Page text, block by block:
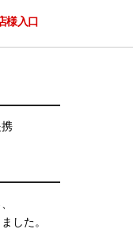
様入口
した。